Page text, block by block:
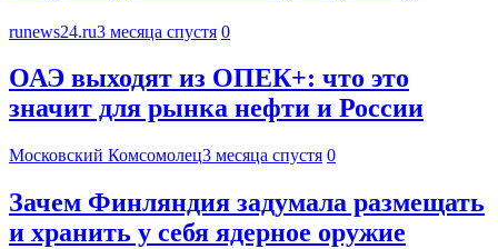
runews24.ru3 месяца спустя 0
ОАЭ выходят из ОПЕК+: что это
значит для рынка нефти и России
Московский Комсомолец3 месяца спустя 0
Зачем Финляндия задумала размещать
и хранить у себя ядерное оружие